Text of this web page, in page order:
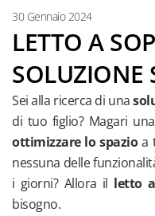
con
armadi
funzionali
Scrivanie
e smart
working
30 Gennaio 2024
LETTO A
SOLUZIONE
Sei alla ricerca di una
di tuo figlio? Magari
ottimizzare lo spazioa
nessuna delle
i giorni? Allora il letto
bisogno.